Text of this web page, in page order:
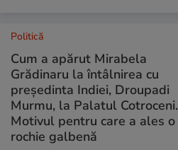
Politică
Cum a apărut Mirabela
Grădinaru la întâlnirea cu
președinta Indiei, Droupadi
Murmu, la Palatul Cotroceni.
Motivul pentru care a ales o
rochie galbenă